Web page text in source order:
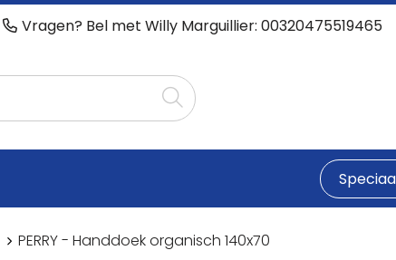
Vragen? Bel met Willy Marguillier: 00320475519465
PERRY - Handdoek organisch 140x70